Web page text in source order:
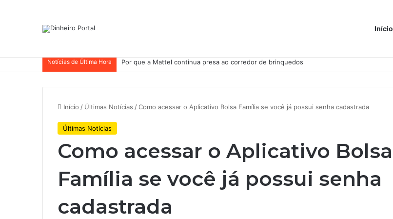
Início
Notícias de Última Hora Por que a Mattel continua presa ao corredor de brinquedos
Início / Últimas Notícias /Como acessar o Aplicativo Bolsa Família se você já possui senha cadastrada
Últimas Notícias
Como acessar o Aplicativo Bolsa
Família se você já possui senha
cadastrada